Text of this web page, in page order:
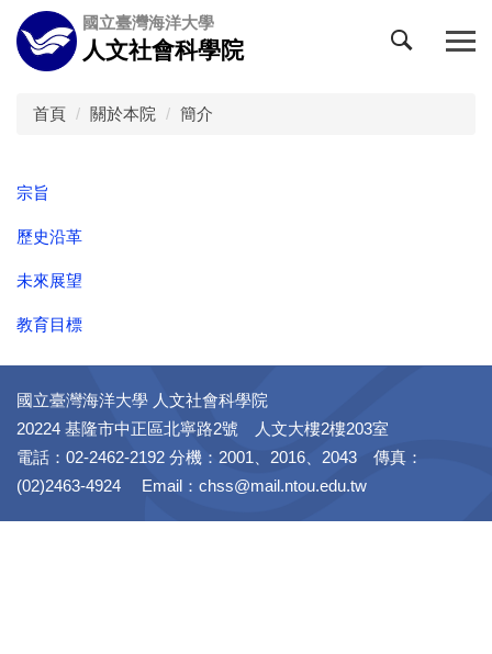
跳
到
主
國立臺灣海洋大學
人文社會科學院
首頁 關於本院 簡介
宗旨
歷史沿革
未來展望
教育目標
國立臺灣海洋大學 人文社會科學院
20224 基隆市中正區北寧路2號 人文大樓2樓203室
電話：02-2462-2192 分機：2001、2016、2043 傳真：
(02)2463-4924 Email：chss@mail.ntou.edu.tw